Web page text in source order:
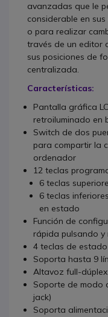
avanzadas que le
considerable en
o para realizar
través de un editor
sus posiciones de
centralizada.
Características:
Pantalla gráfica
retroiluminado en
Switch de dos
para compartir la
ordenador
12 teclas
6 teclas
6 teclas
en estado
Función de
rápida pulsando y
4 teclas de
Soporta hasta 9
Altavoz full-
Soporte de modo
jack)
Soporta